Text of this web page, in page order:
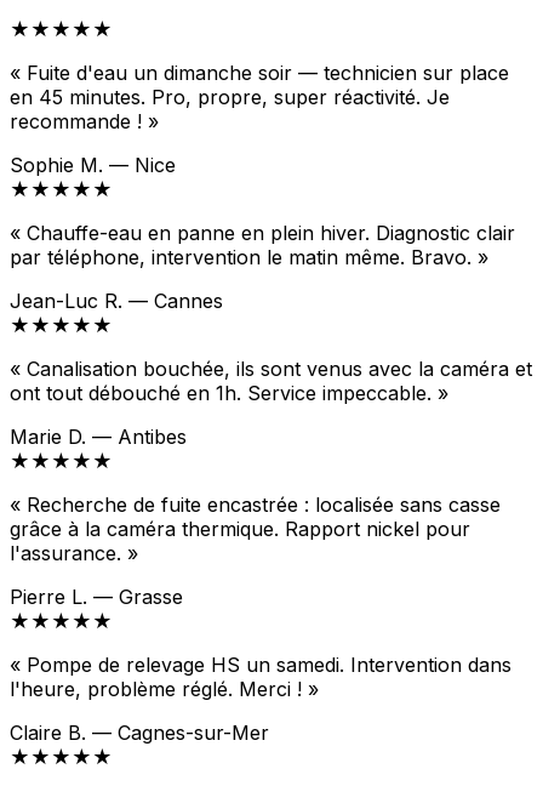
★★★★★
« Fuite d'eau un dimanche soir — technicien sur place
en 45 minutes. Pro, propre, super réactivité. Je
recommande ! »
Sophie M. — Nice
★★★★★
« Chauffe-eau en panne en plein hiver. Diagnostic clair
par téléphone, intervention le matin même. Bravo. »
Jean-Luc R. — Cannes
★★★★★
« Canalisation bouchée, ils sont venus avec la caméra et
ont tout débouché en 1h. Service impeccable. »
Marie D. — Antibes
★★★★★
« Recherche de fuite encastrée : localisée sans casse
grâce à la caméra thermique. Rapport nickel pour
l'assurance. »
Pierre L. — Grasse
★★★★★
« Pompe de relevage HS un samedi. Intervention dans
l'heure, problème réglé. Merci ! »
Claire B. — Cagnes-sur-Mer
★★★★★